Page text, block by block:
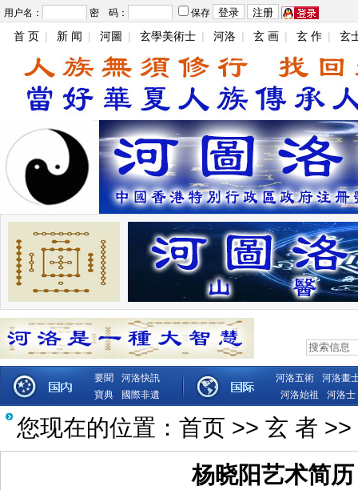
用户名： 密 码： 保存
首 页 | 新 闻 | 河圖 | 玄學美術士 | 河洛 | 玄 画 | 玄 作 | 玄
要聞
河洛快訊
寶典
國際非遺
河洛五術
河洛畫
河洛始祖
河洛士
您现在的位置： 首页 >> 玄 者 >>
杨晓阳艺术简历